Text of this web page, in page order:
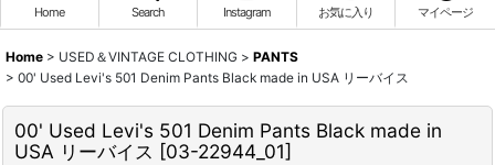
Home Search Instagram お気に入り マイページ
Home > USED＆VINTAGE CLOTHING > PANTS
> 00' Used Levi's 501 Denim Pants Black made in USA リーバイス
00' Used Levi's 501 Denim Pants Black made in
USA リーバイス [03-22944_01]